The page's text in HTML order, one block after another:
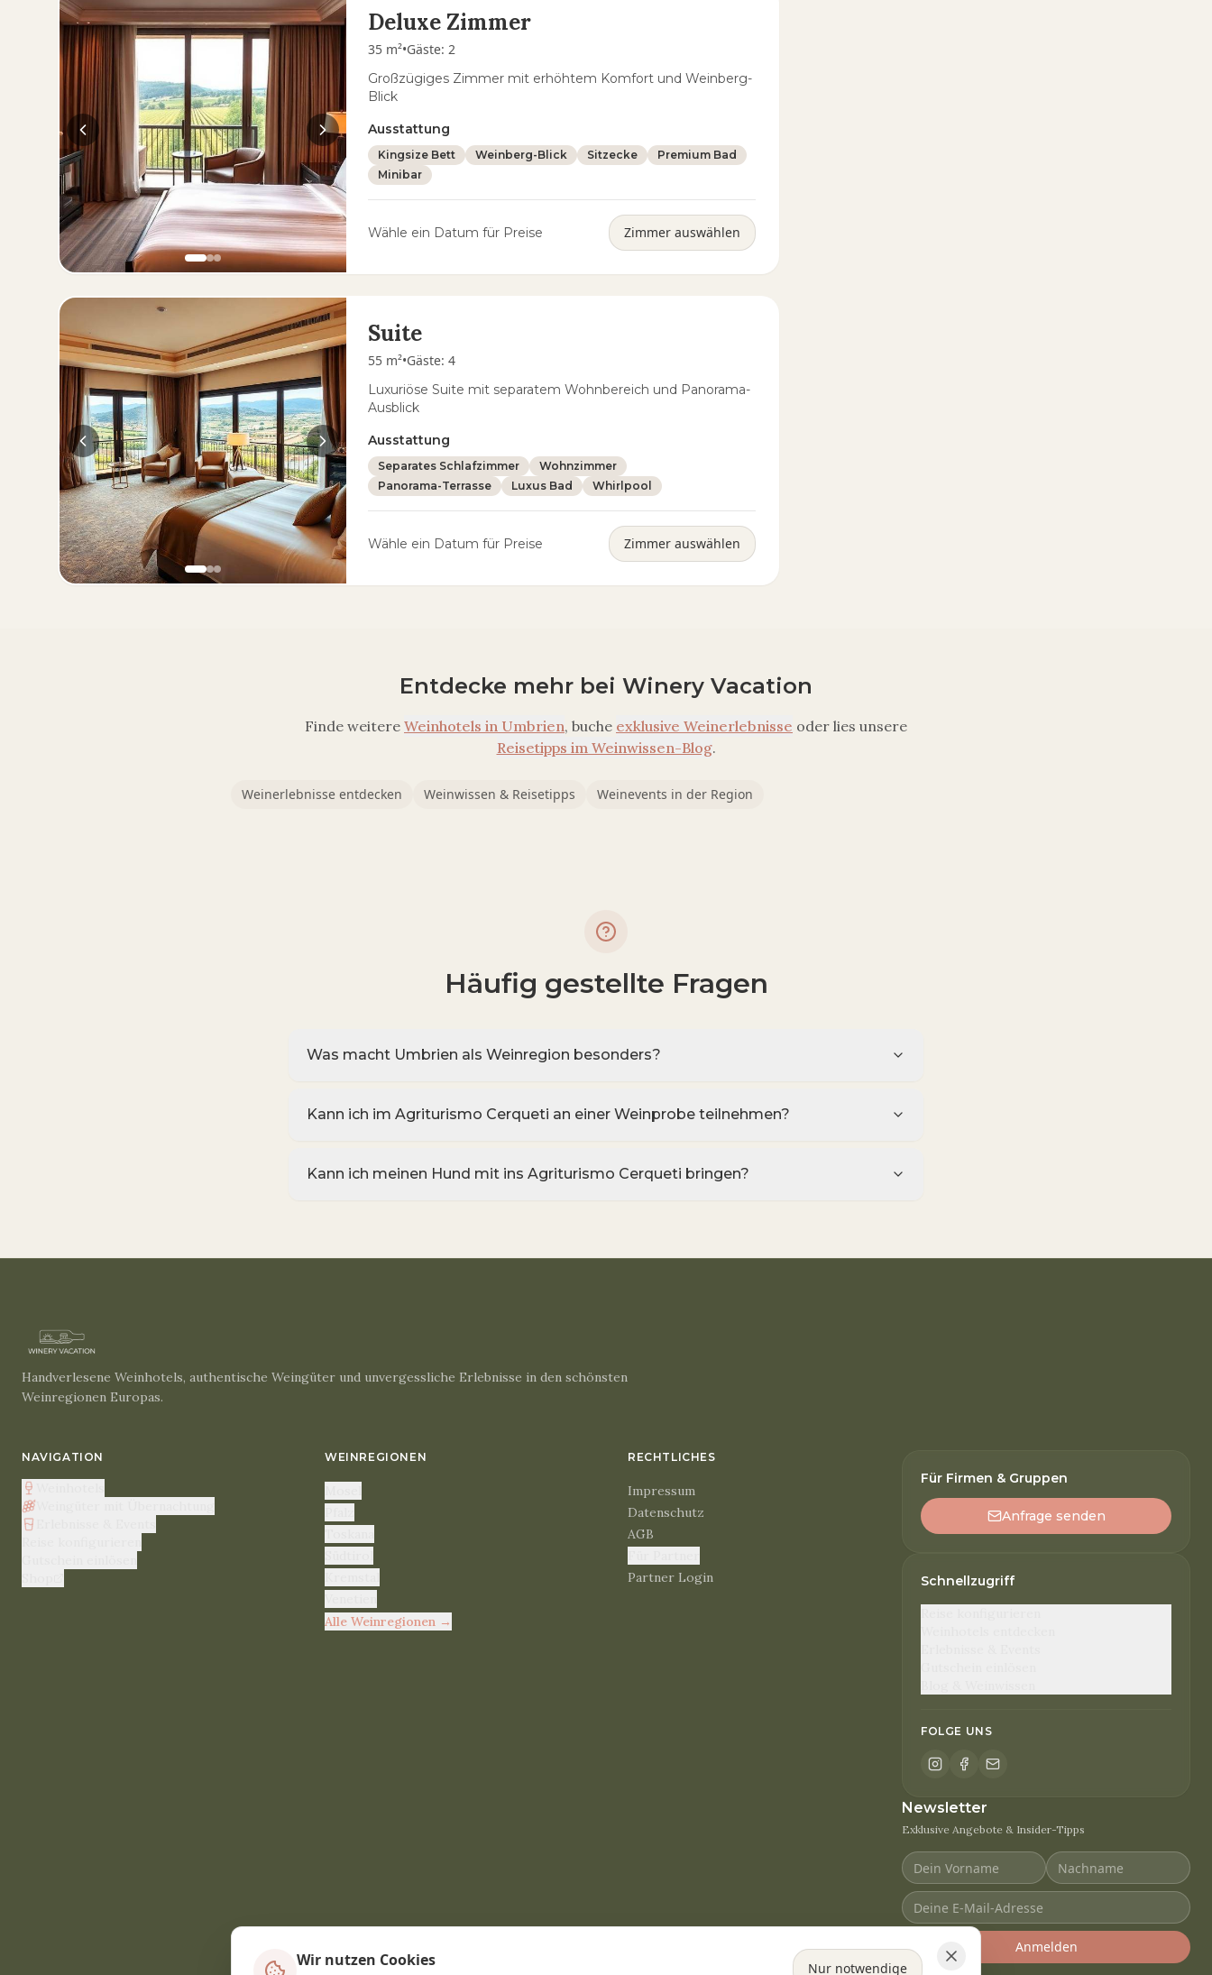
Deluxe Zimmer
35 m²•Gäste:2
Großzügiges Zimmer mit erhöhtem Komfort und Weinberg-
Blick
Ausstattung
Kingsize Bett Weinberg-Blick Sitzecke
Premium Bad
Minibar
Wähle ein Datum für Preise Zimmer auswählen
Suite
55 m²•Gäste:4
Luxuriöse Suite mit separatem Wohnbereich und Panorama-
Ausblick
Ausstattung
Separates Schlafzimmer
Wohnzimmer
Panorama-Terrasse
Luxus Bad Whirlpool
Wähle ein Datum für Preise Zimmer auswählen
Entdecke mehr bei Winery Vacation
Finde weitere Weinhotels in Umbrien, buche exklusive Weinerlebnisse oder lies unsere
Reisetipps im Weinwissen-Blog.
Weinerlebnisse entdecken Weinwissen & Reisetipps Weinevents in der Region
Häufig gestellte Fragen
Was macht Umbrien als Weinregion besonders?
Kann ich im Agriturismo Cerqueti an einer Weinprobe teilnehmen?
Kann ich meinen Hund mit ins Agriturismo Cerqueti bringen?
Handverlesene Weinhotels, authentische Weingüter und unvergessliche Erlebnisse in den schönsten
Weinregionen Europas.
NAVIGATION WEINREGIONEN
Alle Weinregionen →
RECHTLICHES
Impressum
Datenschutz
AGB
Partner Login
Für Firmen & Gruppen
Anfrage senden
Schnellzugriff
FOLGE UNS
Newsletter
Exklusive Angebote & Insider-Tipps
Anmelden
Wir nutzen Cookies Nur notwendige